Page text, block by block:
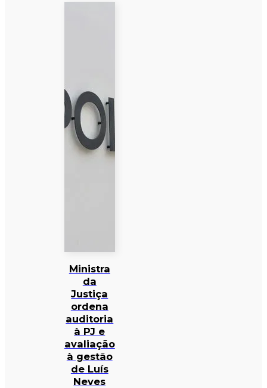
Ministra
da
Justiça
ordena
auditoria
à PJ e
avaliação
à gestão
de Luís
Neves